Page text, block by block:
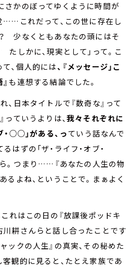
かのぼってゆくように時間が
……これだって、この世に存在し
少なくともあなたの頭にはそ
たしかに、現実として」って。こ
、個人的には、『メッセージ」こ
も連想する結論でした。
、日本タイトルで『数奇な』って
っていうよりは、我々それぞれに
・○○」がある、っていう話なんで
はずの「ザ・ライフ・オブ・
。つまり……『あなたの人生の物
るよね、ということで。まぁよく
れはこの日の『放課後ポッドキ
川耕さんらと話し合ったことです
ックの人生』の真実、その秘めた
観的に見ると、たとえ家族であ